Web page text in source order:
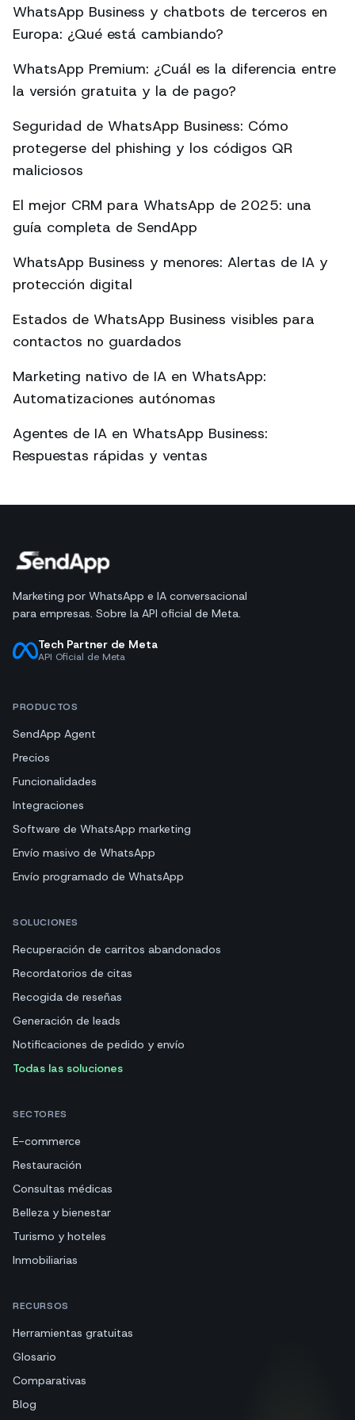
WhatsApp Business y chatbots de terceros en
Europa: ¿Qué está cambiando?
WhatsApp Premium: ¿Cuál es la diferencia entre
la versión gratuita y la de pago?
Seguridad de WhatsApp Business: Cómo
protegerse del phishing y los códigos QR
maliciosos
El mejor CRM para WhatsApp de 2025: una
guía completa de SendApp
WhatsApp Business y menores: Alertas de IA y
protección digital
Estados de WhatsApp Business visibles para
contactos no guardados
Marketing nativo de IA en WhatsApp:
Automatizaciones autónomas
Agentes de IA en WhatsApp Business:
Respuestas rápidas y ventas
Marketing por WhatsApp e IA conversacional
para empresas. Sobre la API oficial de Meta.
Tech Partner de Meta
API Oficial de Meta
PRODUCTOS
SendApp Agent
Precios
Funcionalidades
Integraciones
Software de WhatsApp marketing
Envío masivo de WhatsApp
Envío programado de WhatsApp
SOLUCIONES
Recuperación de carritos abandonados
Recordatorios de citas
Recogida de reseñas
Generación de leads
Notificaciones de pedido y envío
Todas las soluciones
SECTORES
E-commerce
Restauración
Consultas médicas
Belleza y bienestar
Turismo y hoteles
Inmobiliarias
RECURSOS
Herramientas gratuitas
Glosario
Comparativas
Blog